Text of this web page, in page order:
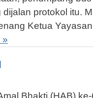
protokol itu.
Ketua
»
Bhakti (HAB)